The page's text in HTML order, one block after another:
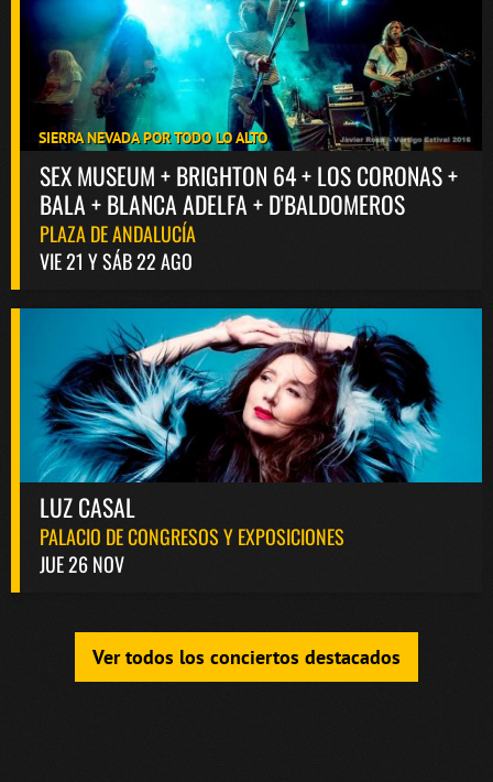
SIERRA NEVADA POR TODO LO ALTO
SEX MUSEUM + BRIGHTON 64 + LOS CORONAS +
BALA + BLANCA ADELFA + D'BALDOMEROS
PLAZA DE ANDALUCÍA
VIE 21 Y SÁB 22 AGO
LUZ CASAL
PALACIO DE CONGRESOS Y EXPOSICIONES
JUE 26 NOV
Ver todos los conciertos destacados